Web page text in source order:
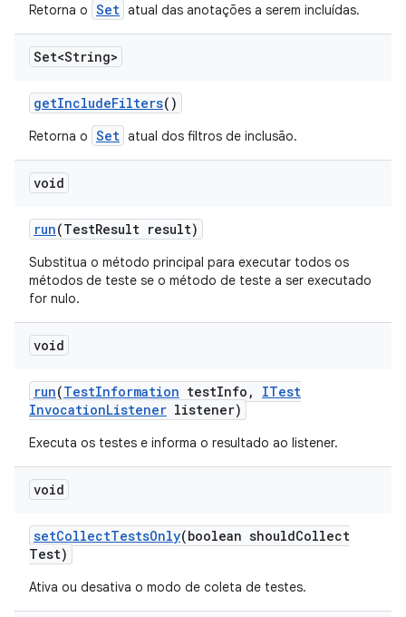
Retorna o Set atual das anotações a serem incluídas.
Set<String>
getIncludeFilters()
Retorna o Set atual dos filtros de inclusão.
void
run(TestResult result)
Substitua o método principal para executar todos os
métodos de teste se o método de teste a ser executado
for nulo.
void
run(TestInformation testInfo ,
ITest
InvocationListener listener)
Executa os testes e informa o resultado ao listener.
void
setCollectTestsOnly(boolean shouldCollect
Test)
Ativa ou desativa o modo de coleta de testes.